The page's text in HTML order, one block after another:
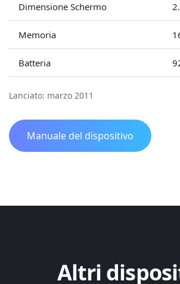
Dimensione Schermo
Memoria
Batteria
Lanciato: marzo 2011
Manuale del dispositivo
Altri